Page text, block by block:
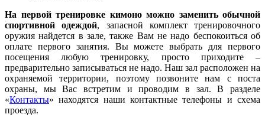
На первой тренировке кимоно можно заменить обычной
спортивной одеждой, запасной комплект тренировочного
оружия найдется в зале, также Вам не надо беспокоиться об
оплате первого занятия. Вы можете выбрать для первого
посещения любую тренировку, просто приходите –
предварительно записываться не надо. Наш зал расположен на
охраняемой территории, поэтому позвоните нам с поста
охраны, мы Вас встретим и проводим в зал. В разделе
«Контакты» находятся наши контактные телефоны и схема
проезда.